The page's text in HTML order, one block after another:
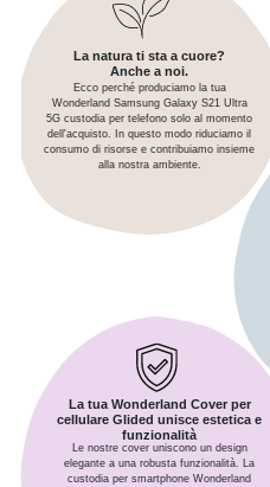
La natura ti sta a cuore?
Anche a noi.
Ecco perché produciamo la tua
Wonderland Samsung Galaxy S21 Ultra
5G custodia per telefono solo al momento
dell'acquisto. In questo modo riduciamo il
consumo di risorse e contribuiamo insieme
alla nostra ambiente.
La tua Wonderland Cover per
cellulare Glided unisce estetica e
funzionalità
Le nostre cover uniscono un design
elegante a una robusta funzionalità. La
custodia per smartphone Wonderland